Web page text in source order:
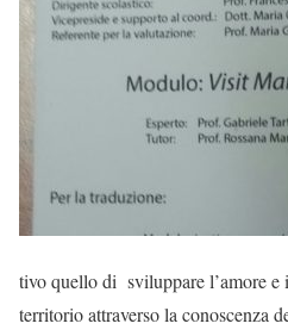
tivo quello di sviluppare l’amore
territorio attraverso la conoscenza